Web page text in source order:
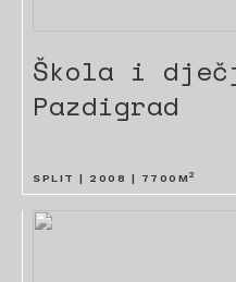
Škola i
Pazdigrad
SPLIT | 2008 | 7700 M 2